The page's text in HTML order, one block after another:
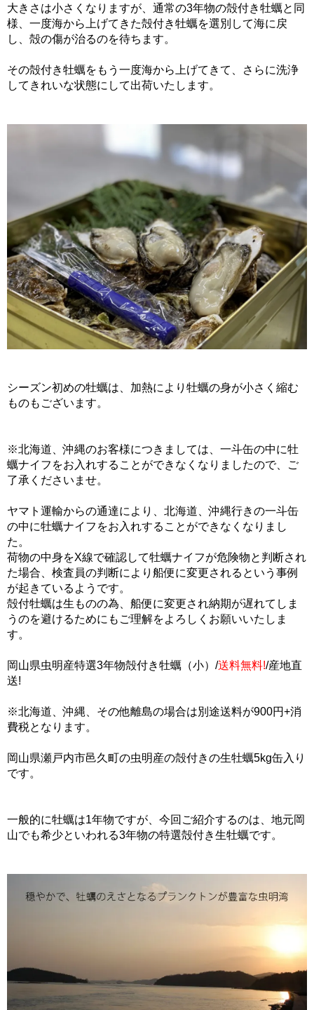
大きさは小さくなりますが、通常の3年物の殻付き牡蠣と同
様、一度海から上げてきた殻付き牡蠣を選別して海に戻
し、殻の傷が治るのを待ちます。
その殻付き牡蠣をもう一度海から上げてきて、さらに洗浄
してきれいな状態にして出荷いたします。
シーズン初めの牡蠣は、加熱により牡蠣の身が小さく縮む
ものもございます。
※北海道、沖縄のお客様につきましては、一斗缶の中に牡
蠣ナイフをお入れすることができなくなりましたので、ご
了承くださいませ。
ヤマト運輸からの通達により、北海道、沖縄行きの一斗缶
の中に牡蠣ナイフをお入れすることができなくなりまし
た。
荷物の中身をX線で確認して牡蠣ナイフが危険物と判断され
た場合、検査員の判断により船便に変更されるという事例
が起きているようです。
殻付牡蠣は生ものの為、船便に変更され納期が遅れてしま
うのを避けるためにもご理解をよろしくお願いいたしま
す。
岡山県虫明産特選3年物殻付き牡蠣（小）/送料無料!/産地直
送!
※北海道、沖縄、その他離島の場合は別途送料が900円+消
費税となります。
岡山県瀬戸内市邑久町の虫明産の殻付きの生牡蠣5kg缶入り
です。
一般的に牡蠣は1年物ですが、今回ご紹介するのは、地元岡
山でも希少といわれる3年物の特選殻付き生牡蠣です。